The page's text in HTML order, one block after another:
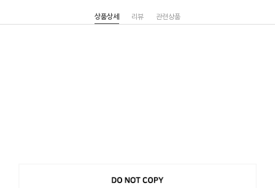
상품상세 리뷰 관련상품